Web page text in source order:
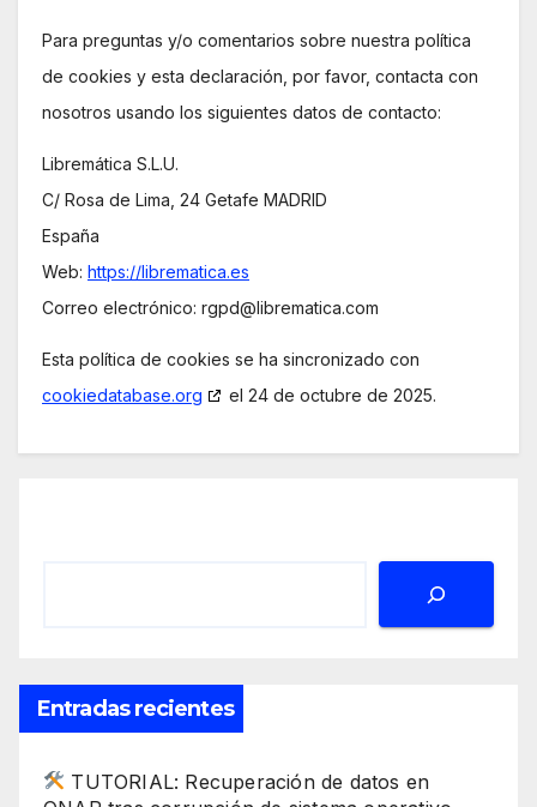
Para preguntas y/o comentarios sobre nuestra política
de cookies y esta declaración, por favor, contacta con
nosotros usando los siguientes datos de contacto:
Libremática S.L.U.
C/ Rosa de Lima, 24 Getafe MADRID
España
Web: https://librematica.es
Correo electrónico: rgpd@librematica.com
Esta política de cookies se ha sincronizado con
cookiedatabase.org
el 24 de octubre de 2025.
Entradas recientes
TUTORIAL: Recuperación de datos en